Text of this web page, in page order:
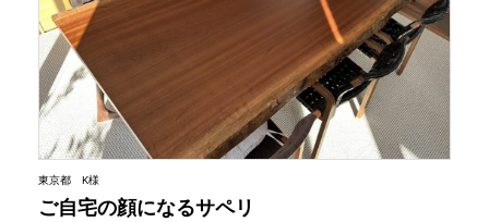
東京都 K様
ご自宅の顔になるサペリ